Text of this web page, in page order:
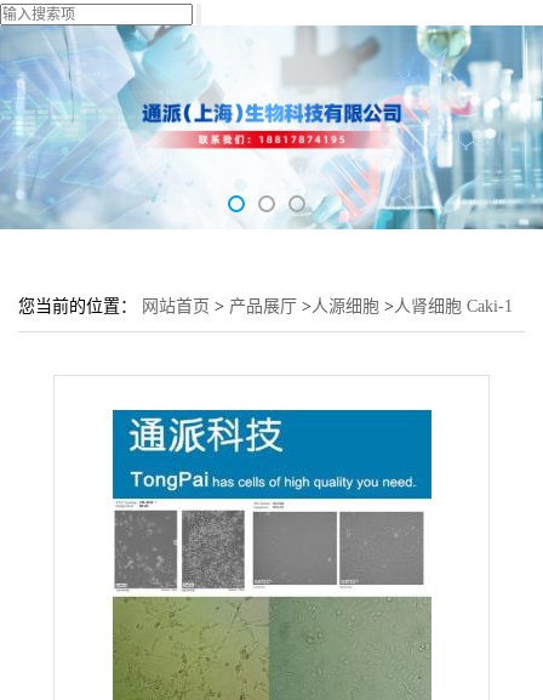
您当前的位置： 网站首页 > 产品展厅 >人源细胞 >人肾细胞 Caki-1